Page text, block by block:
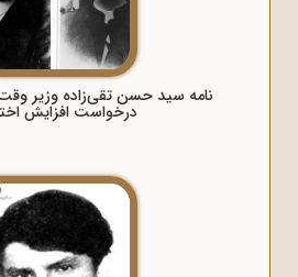
نامه سید حسن تقی‌زاده وزیر
درخواست افزایش